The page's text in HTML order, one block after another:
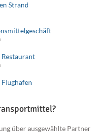
und
Terra perfekt
erkunden, traditionelle
Schönheit und
Strand
Restaurant
über ausgewählte Partner